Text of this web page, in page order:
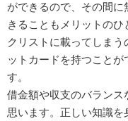
ができるので、その間
きることもメリットの
クリストに載ってしま
ットカードを持つこと
す。
借金額や収支のバランス
思います。正しい知識